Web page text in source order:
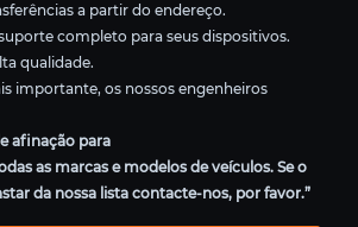
a partir do endereço.
completo para seus dispositivos.
qualidade.
importante, os nossos engenheiros
afinação para
as marcas e modelos de veículos. Se o
da nossa lista contacte-nos, por favor.”